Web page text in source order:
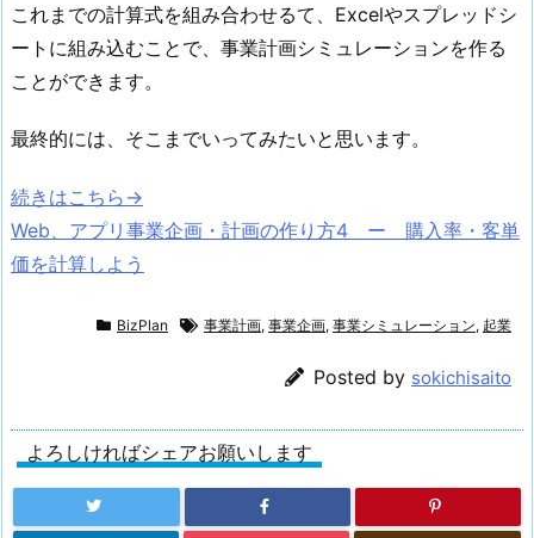
これまでの計算式を組み合わせるて、Excelやスプレッドシ
ートに組み込むことで、事業計画シミュレーションを作る
ことができます。
最終的には、そこまでいってみたいと思います。
続きはこちら→
Web、アプリ事業企画・計画の作り方4 ー 購入率・客単
価を計算しよう
BizPlan 事業計画, 事業企画, 事業シミュレーション, 起業
Posted by sokichisaito
よろしければシェアお願いします